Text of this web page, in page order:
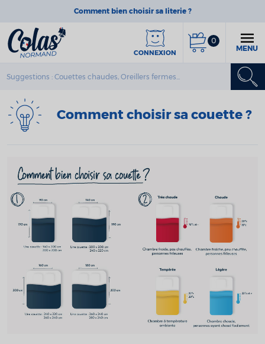
Comment bien choisir sa literie ?
CONNEXION
0
MENU
Comment choisir sa couette ?